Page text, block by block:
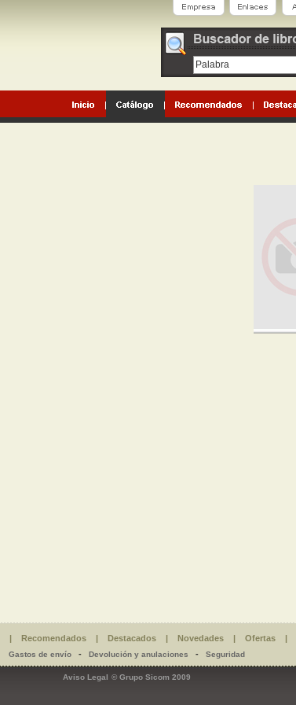
| Recomendados| Destacados| Novedades| Ofertas|
Gastos de envío- Devolución y anulaciones - Seguridad
Aviso Legal © Grupo Sicom 2009